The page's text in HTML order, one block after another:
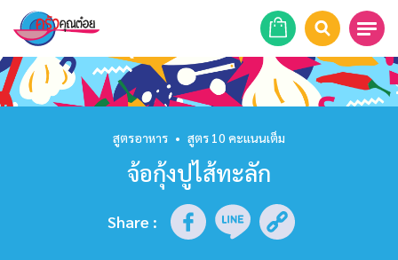
หน้าแรก
รายการย้อนหลัง
สูตรอาหาร • สูตร 10 คะแนนเต็ม
จ้อกุ้งปูไส้ทะลัก
Share :